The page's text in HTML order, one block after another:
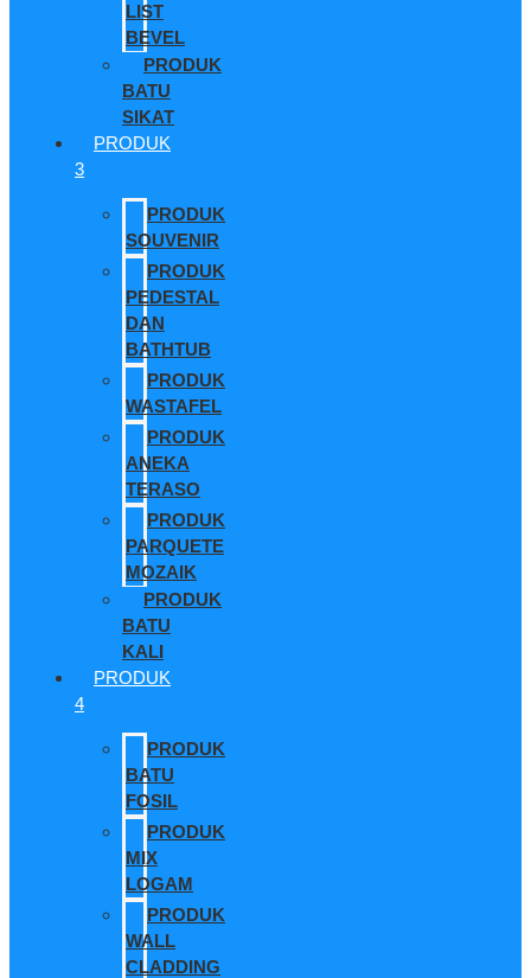
LIST
BEVEL
PRODUK
BATU
SIKAT
PRODUK
3
PRODUK
SOUVENIR
PRODUK
PEDESTAL
DAN
BATHTUB
PRODUK
WASTAFEL
PRODUK
ANEKA
TERASO
PRODUK
PARQUETE
MOZAIK
PRODUK
BATU
KALI
PRODUK
4
PRODUK
BATU
FOSIL
PRODUK
MIX
LOGAM
PRODUK
WALL
CLADDING